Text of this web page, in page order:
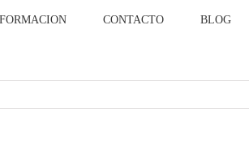
FORMACION CONTACTO BLOG